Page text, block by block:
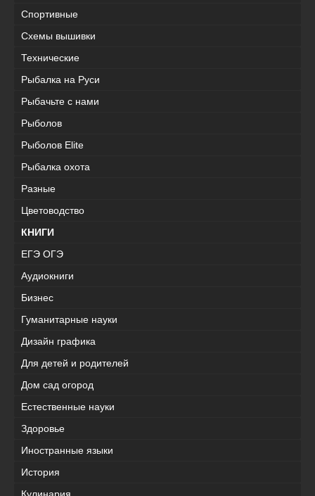
Спортивные
Схемы вышивки
Технические
Рыбалка на Руси
Рыбачьте с нами
Рыболов
Рыболов Elite
Рыбалка охота
Разные
Цветоводство
КНИГИ
ЕГЭ ОГЭ
Аудиокниги
Бизнес
Гуманитарные науки
Дизайн графика
Для детей и родителей
Дом сад огород
Естественные науки
Здоровье
Иностранные языки
История
Кулинария